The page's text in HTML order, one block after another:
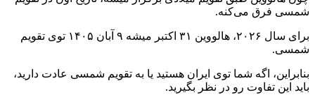
شمسی فرق می‌کنه.
برای سال ۲۰۲۶، هالووین ۳۱ اکتبر میشه ۹ آبان ۱۴۰۵ توی تقویم
شمسی.
بنابراین، اگه شما توی ایران هستید یا به تقویم شمسی عادت دارید،
باید این تفاوت رو در نظر بگیرید.